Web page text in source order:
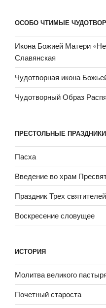
ОСОБО ЧТИМЫЕ
Икона Божией Матери
Славянская
Чудотворная икона
Чудотворный Образ
ПРЕСТОЛЬНЫЕ ПРАЗДНИКИ
Пасха
Введение во храм
Праздник Трех святителей
Воскресение словущее
ИСТОРИЯ
Молитва великого
Почетный староста